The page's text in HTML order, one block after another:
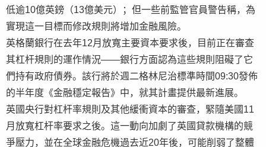
低逾10億英鎊（13億美元）；但一些前監管官員警告稱，為
實現這一目標而修改規則將增加金融風險。
英格蘭銀行在去年12月放寬主要資本要求後，目前正在審查
其杠杆規則的運作情況——銀行方面認為這些規則阻礙了它
們持有政府債券。該行將於週二格林尼治標準時間09:30發佈
的半年度《金融穩定報告》中，就其計畫提供最新進展。
英國央行對杠杆率規則及其他緩衝資本的審查，緊隨美國11
月放寬杠杆率要求之後。這一動向加劇了英國貸款機構的競
爭壓力，並在全球金融危機過去近20年後，可能削弱了整體